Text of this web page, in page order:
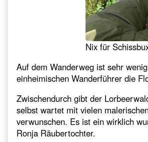
Nix für
Auf dem Wanderweg ist sehr
einheimischen Wanderführer die
Zwischendurch gibt der
selbst wartet mit vielen
verwunschen. Es ist ein wirklich
Ronja Räubertochter.